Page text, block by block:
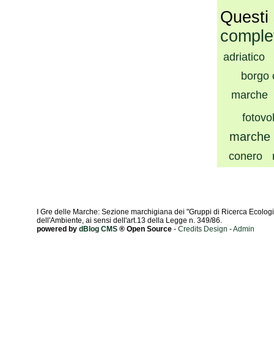
Questi
adriatico
borgo
marche
marche
conero
I Gre delle Marche: Sezione marchigiana dei "Gruppi di Ricerca
dell'Ambiente, ai sensi dell'art.13 della Legge n. 349/86.
powered by dBlog CMS ® Open Source - Credits Design -Admin